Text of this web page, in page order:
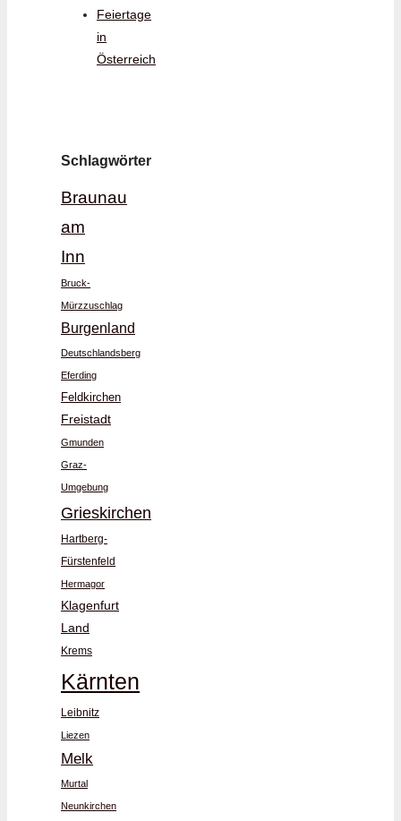
Feiertage
in
Österreich
Schlagwörter
Braunau
am
Inn
Bruck-
Mürzzuschlag
Burgenland
Deutschlandsberg
Eferding
Feldkirchen
Freistadt
Gmunden
Graz-
Umgebung
Grieskirchen
Hartberg-
Fürstenfeld
Hermagor
Klagenfurt
Land
Krems
Kärnten
Leibnitz
Liezen
Melk
Murtal
Neunkirchen